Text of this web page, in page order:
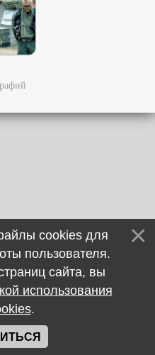
cookies для
пользователя.
сайта, вы
использования
.